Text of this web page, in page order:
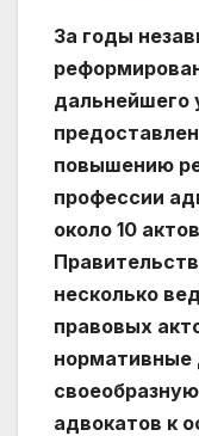
За годы
дальнейшего
повышению
профессии
около 10
несколько
правовых
нормативные
адвокатов к